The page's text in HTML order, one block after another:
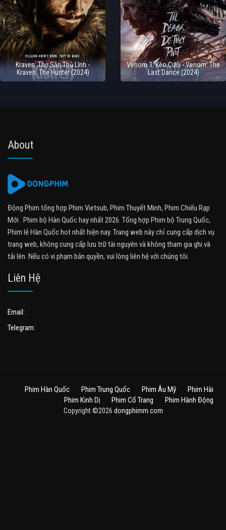
Kraven: Thợ Săn Thủ Lĩnh -
Kraven: The Hunter (2024)
Venom 3: Kèo Cuối - Venom: The
Last Dance (2024)
About
Động Phim tổng hợp Phim Vietsub, Phim Thuyết Minh, Phim Chiếu Rạp
Mới . Phim bộ Hàn Quốc hay nhất 2026. Tổng hợp Phim bộ Trung Quốc,
Phim lẻ Hàn Quốc hot nhất hiện nay. Trang web này chỉ cung cấp dịch vụ
trang web, không cung cấp lưu trữ tài nguyên và không tham gia ghi và
tải lên. Nếu có vi phạm bản quyền, vui lòng liên hệ với chúng tôi.
Liên Hệ
Email:
Telegram:
Phim Hàn Quốc Phim Trung Quốc Phim Âu Mỹ
Phim Hài
Phim Kinh Dị
Phim Cổ Trang Phim Hành Động
Copyright ©2026 dongphimm.com